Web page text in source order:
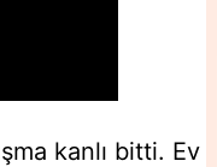
kanlı bitti. Ev